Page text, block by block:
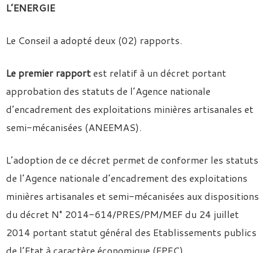
L’ENERGIE
Le Conseil a adopté deux (02) rapports.
Le premier rapportest relatif à un décret portant
approbation des statuts de l’Agence nationale
d’encadrement des exploitations minières artisanales et
semi-mécanisées (ANEEMAS).
L’adoption de ce décret permet de conformer les statuts
de l’Agence nationale d’encadrement des exploitations
minières artisanales et semi-mécanisées aux dispositions
du décret N° 2014-614/PRES/PM/MEF du 24 juillet
2014 portant statut général des Etablissements publics